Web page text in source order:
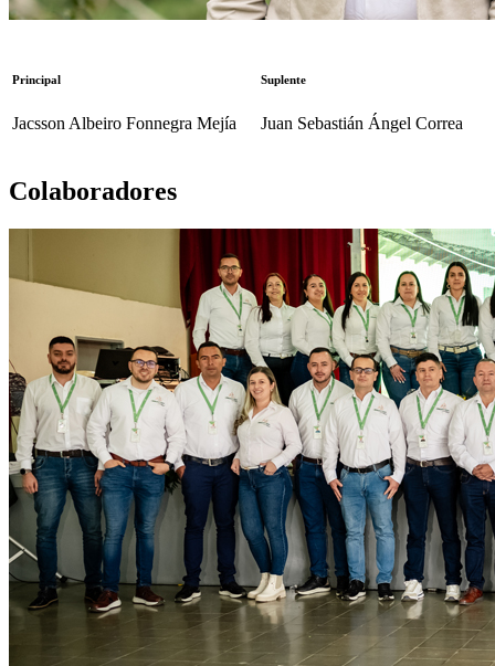
Principal
Jacsson Albeiro Fonnegra Mejía
Suplente
Juan Sebastián Ángel Correa
Colaboradores